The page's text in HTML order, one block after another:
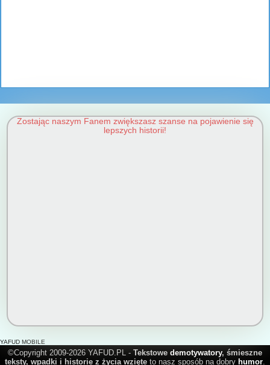
Zostając naszym Fanem zwiększasz szanse na pojawienie się
lepszych historii!
YAFUD MOBILE
©Copyright 2009-2026 YAFUD.PL - Tekstowe demotywatory, śmieszne
teksty, wpadki i historie z życia wzięte to nasz sposób na dobry humor